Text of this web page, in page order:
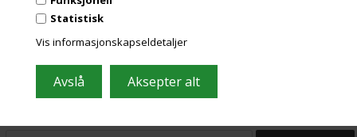
Statistisk
Vis informasjonskapseldetaljer
kompressibilitet.
Denne gummiduken er
med FM-raster
Tourmaline anbefales til
sheetfed, emballasje, vannfri
Meld deg på nyhetsbrevet vårt og få gode
tilbud
Inneholder ofte store besparelser og nyheter. Meld deg på, det er helt
gratis og enkelt å avmelde seg.